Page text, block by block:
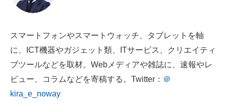
エレクトロニクス専門サイト
電子設計の基本と応用
エネルギーの専門メディア
建設×テクノロジーの最前線
ちょっと気になるネットの話題
スマートフォンやスマートウォッチ、タブレットを軸
に、ICT機器やガジェット類、ITサービス、クリエイティ
ブツールなどを取材。Webメディアや雑誌に、速報やレ
ビュー、コラムなどを寄稿する。Twitter： ＠
kira_e_noway